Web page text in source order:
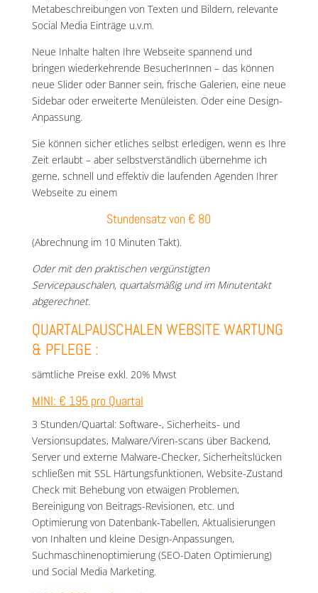
Metabeschreibungen von Texten und Bildern, relevante
Social Media Einträge u.v.m.
Neue Inhalte halten Ihre Webseite spannend und
bringen wiederkehrende BesucherInnen – das können
neue Slider oder Banner sein, frische Galerien, eine neue
Sidebar oder erweiterte Menüleisten. Oder eine Design-
Anpassung.
Sie können sicher etliches selbst erledigen, wenn es Ihre
Zeit erlaubt – aber selbstverständlich übernehme ich
gerne, schnell und effektiv die laufenden Agenden Ihrer
Webseite zu einem
Stundensatz von € 80
(Abrechnung im 10 Minuten Takt).
Oder mit den praktischen vergünstigten
Servicepauschalen, quartalsmäßig und im Minutentakt
abgerechnet.
QUARTALPAUSCHALEN WEBSITE WARTUNG
& PFLEGE :
sämtliche Preise exkl. 20% Mwst
MINI: € 195 pro Quartal
3 Stunden/Quartal: Software-, Sicherheits- und
Versionsupdates, Malware/Viren-scans über Backend,
Server und externe Malware-Checker, Sicherheitslücken
schließen mit SSL Härtungsfunktionen, Website-Zustand
Check mit Behebung von etwaigen Problemen,
Bereinigung von Beitrags-Revisionen, etc. und
Optimierung von Datenbank-Tabellen, Aktualisierungen
von Inhalten und kleine Design-Anpassungen,
Suchmaschinenoptimierung (SEO-Daten Optimierung)
und Social Media Marketing.